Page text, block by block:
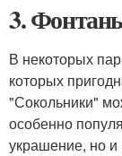
3.
В некоторых
которых
"Сокольники"
особенно
украшение, но и